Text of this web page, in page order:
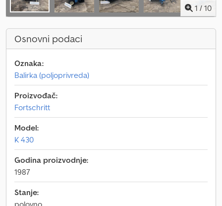
1 / 10
Osnovni podaci
Oznaka:
Balirka (poljoprivreda)
Proizvođač:
Fortschritt
Model:
K 430
Godina proizvodnje:
1987
Stanje:
polovno